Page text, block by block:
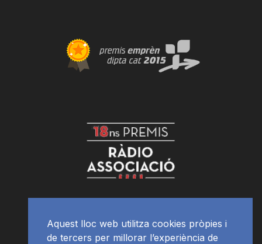
Aquest lloc web utilitza cookies pròpies i
de tercers per millorar l’experiència de